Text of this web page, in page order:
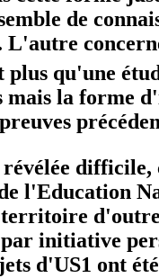
de
plus qu'une
mais la forme
l'Education
initiative
d'US1 ont